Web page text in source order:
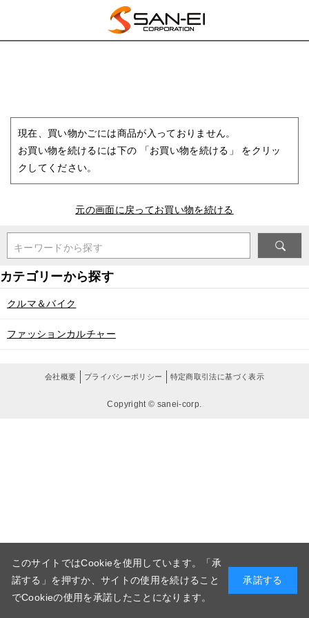
現在、買い物かごには商品が入っておりません。
お買い物を続けるには下の 「お買い物を続ける」 をクリッ
クしてください。
元の画面に戻ってお買い物を続ける
キーワードから探す
クルマ＆バイク
ファッションカルチャー
会社概要 プライバシーポリシー 特定商取引法に基づく表示
Copyright © sanei-corp.
このサイトではCookieを使用しています。「承
諾する」を押すか、サイトの使用を続けること
でCookieの使用を承諾したことになります。
承諾する